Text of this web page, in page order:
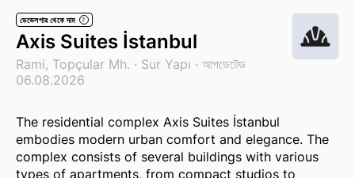
ডেভেলপার থেকে দাম ?
Axis Suites İstanbul
Rami, Topçular Mh. · Sur Yapı · আপডেটেড
06.08.2026
The residential complex Axis Suites İstanbul
embodies modern urban comfort and elegance. The
complex consists of several buildings with various
types of apartments, from compact studios to